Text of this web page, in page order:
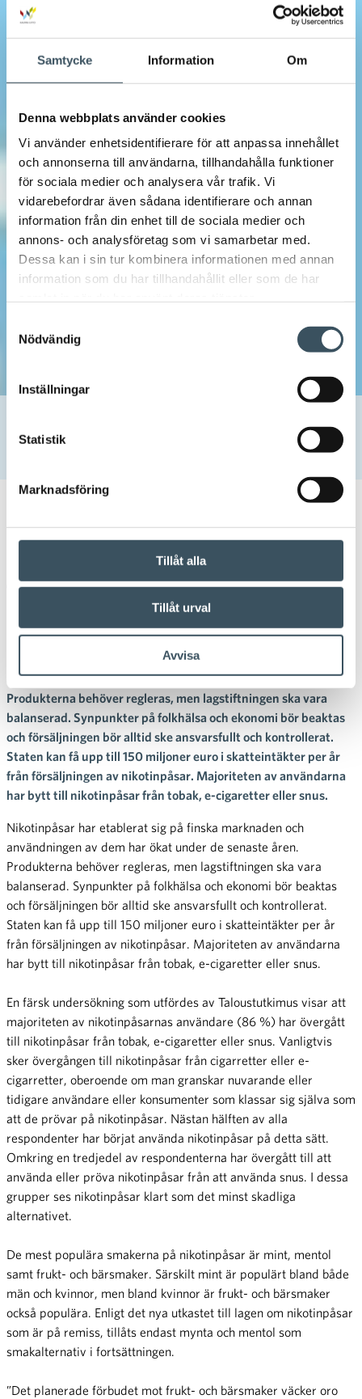
Samtycke Information Om
Denna webbplats använder cookies
Vi använder enhetsidentifierare för att anpassa innehållet
och annonserna till användarna, tillhandahålla funktioner
för sociala medier och analysera vår trafik. Vi
vidarebefordrar även sådana identifierare och annan
information från din enhet till de sociala medier och
annons- och analysföretag som vi samarbetar med.
Dessa kan i sin tur kombinera informationen med annan
information som du har tillhandahållit eller som de har
Nödvändig
Inställningar
Statistik
Marknadsföring
Tillåt alla
Tillåt urval
Avvisa
En ansvarsfull och övervakad försäljningsmodell för
24.01.2025 07:30 Pressmeddelande
En ansvarsfull och övervakad
försäljningsmodell för
nikotinpåsar bör skapas snabbt
Nikotinpåsar har etablerat sig på finska marknaden och
användningen av dem har ökat under de senaste åren.
Produkterna behöver regleras, men lagstiftningen ska vara
balanserad. Synpunkter på folkhälsa och ekonomi bör beaktas
och försäljningen bör alltid ske ansvarsfullt och kontrollerat.
Staten kan få upp till 150 miljoner euro i skatteintäkter per år
från försäljningen av nikotinpåsar. Majoriteten av användarna
har bytt till nikotinpåsar från tobak, e-cigaretter eller snus.
Nikotinpåsar har etablerat sig på finska marknaden och
användningen av dem har ökat under de senaste åren.
Produkterna behöver regleras, men lagstiftningen ska vara
balanserad. Synpunkter på folkhälsa och ekonomi bör beaktas
och försäljningen bör alltid ske ansvarsfullt och kontrollerat.
Staten kan få upp till 150 miljoner euro i skatteintäkter per år
från försäljningen av nikotinpåsar. Majoriteten av användarna
har bytt till nikotinpåsar från tobak, e-cigaretter eller snus.
En färsk undersökning som utfördes av Taloustutkimus visar att
majoriteten av nikotinpåsarnas användare (86 %) har övergått
till nikotinpåsar från tobak, e-cigaretter eller snus. Vanligtvis
sker övergången till nikotinpåsar från cigarretter eller e-
cigarretter, oberoende om man granskar nuvarande eller
tidigare användare eller konsumenter som klassar sig själva som
att de prövar på nikotinpåsar. Nästan hälften av alla
respondenter har börjat använda nikotinpåsar på detta sätt.
Omkring en tredjedel av respondenterna har övergått till att
använda eller pröva nikotinpåsar från att använda snus. I dessa
grupper ses nikotinpåsar klart som det minst skadliga
alternativet.
De mest populära smakerna på nikotinpåsar är mint, mentol
samt frukt- och bärsmaker. Särskilt mint är populärt bland både
män och kvinnor, men bland kvinnor är frukt- och bärsmaker
också populära. Enligt det nya utkastet till lagen om nikotinpåsar
som är på remiss, tillåts endast mynta och mentol som
smakalternativ i fortsättningen.
”Det planerade förbudet mot frukt- och bärsmaker väcker oro